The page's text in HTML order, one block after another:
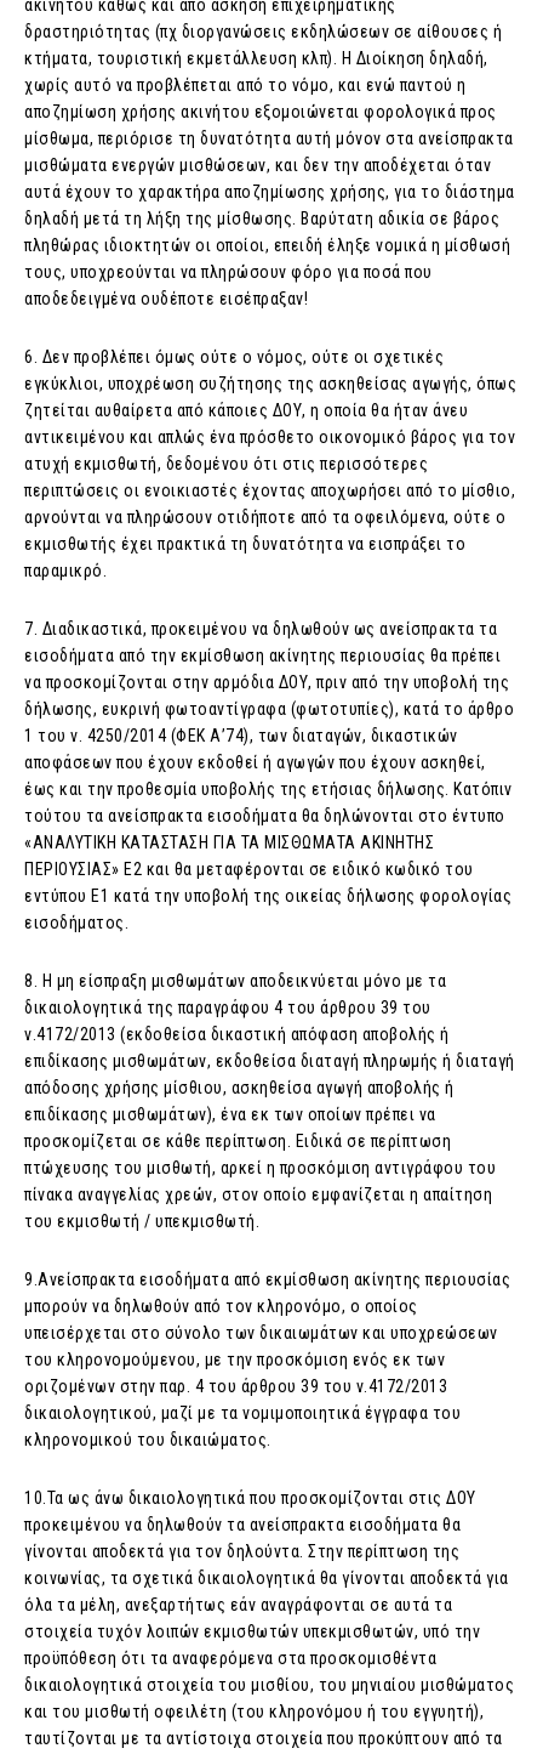
ακινήτου καθώς και από άσκηση επιχειρηματικής
δραστηριότητας (πχ διοργανώσεις εκδηλώσεων σε αίθουσες ή
κτήματα, τουριστική εκμετάλλευση κλπ). H Διοίκηση δηλαδή,
χωρίς αυτό να προβλέπεται από το νόμο, και ενώ παντού η
αποζημίωση χρήσης ακινήτου εξομοιώνεται φορολογικά προς
μίσθωμα, περιόρισε τη δυνατότητα αυτή μόνον στα ανείσπρακτα
μισθώματα ενεργών μισθώσεων, και δεν την αποδέχεται όταν
αυτά έχουν το χαρακτήρα αποζημίωσης χρήσης, για το διάστημα
δηλαδή μετά τη λήξη της μίσθωσης. Βαρύτατη αδικία σε βάρος
πληθώρας ιδιοκτητών οι οποίοι, επειδή έληξε νομικά η μίσθωσή
τους, υποχρεούνται να πληρώσουν φόρο για ποσά που
αποδεδειγμένα ουδέποτε εισέπραξαν!
6. Δεν προβλέπει όμως ούτε ο νόμος, ούτε οι σχετικές
εγκύκλιοι, υποχρέωση συζήτησης της ασκηθείσας αγωγής, όπως
ζητείται αυθαίρετα από κάποιες ΔΟΥ, η οποία θα ήταν άνευ
αντικειμένου και απλώς ένα πρόσθετο οικονομικό βάρος για τον
ατυχή εκμισθωτή, δεδομένου ότι στις περισσότερες
περιπτώσεις οι ενοικιαστές έχοντας αποχωρήσει από το μίσθιο,
αρνούνται να πληρώσουν οτιδήποτε από τα οφειλόμενα, ούτε ο
εκμισθωτής έχει πρακτικά τη δυνατότητα να εισπράξει το
παραμικρό.
7. Διαδικαστικά, προκειμένου να δηλωθούν ως ανείσπρακτα τα
εισοδήματα από την εκμίσθωση ακίνητης περιουσίας θα πρέπει
να προσκομίζονται στην αρμόδια ΔΟΥ, πριν από την υποβολή της
δήλωσης, ευκρινή φωτοαντίγραφα (φωτοτυπίες), κατά το άρθρο
1 του ν. 4250/2014 (ΦΕΚ Α’74), των διαταγών, δικαστικών
αποφάσεων που έχουν εκδοθεί ή αγωγών που έχουν ασκηθεί,
έως και την προθεσμία υποβολής της ετήσιας δήλωσης. Κατόπιν
τούτου τα ανείσπρακτα εισοδήματα θα δηλώνονται στο έντυπο
«ΑΝΑΛΥΤΙΚΗ ΚΑΤΑΣΤΑΣΗ ΓΙΑ ΤΑ ΜΙΣΘΩΜΑΤΑ ΑΚΙΝΗΤΗΣ
ΠΕΡΙΟΥΣΙΑΣ» Ε2 και θα μεταφέρονται σε ειδικό κωδικό του
εντύπου Ε1 κατά την υποβολή της οικείας δήλωσης φορολογίας
εισοδήματος.
8. Η μη είσπραξη μισθωμάτων αποδεικνύεται μόνο με τα
δικαιολογητικά της παραγράφου 4 του άρθρου 39 του
ν.4172/2013 (εκδοθείσα δικαστική απόφαση αποβολής ή
επιδίκασης μισθωμάτων, εκδοθείσα διαταγή πληρωμής ή διαταγή
απόδοσης χρήσης μίσθιου, ασκηθείσα αγωγή αποβολής ή
επιδίκασης μισθωμάτων), ένα εκ των οποίων πρέπει να
προσκομίζεται σε κάθε περίπτωση. Ειδικά σε περίπτωση
πτώχευσης του μισθωτή, αρκεί η προσκόμιση αντιγράφου του
πίνακα αναγγελίας χρεών, στον οποίο εμφανίζεται η απαίτηση
του εκμισθωτή / υπεκμισθωτή.
9.Ανείσπρακτα εισοδήματα από εκμίσθωση ακίνητης περιουσίας
μπορούν να δηλωθούν από τον κληρονόμο, ο οποίος
υπεισέρχεται στο σύνολο των δικαιωμάτων και υποχρεώσεων
του κληρονομούμενου, με την προσκόμιση ενός εκ των
οριζομένων στην παρ. 4 του άρθρου 39 του ν.4172/2013
δικαιολογητικού, μαζί με τα νομιμοποιητικά έγγραφα του
κληρονομικού του δικαιώματος.
10.Τα ως άνω δικαιολογητικά που προσκομίζονται στις ΔΟΥ
προκειμένου να δηλωθούν τα ανείσπρακτα εισοδήματα θα
γίνονται αποδεκτά για τον δηλούντα. Στην περίπτωση της
κοινωνίας, τα σχετικά δικαιολογητικά θα γίνονται αποδεκτά για
όλα τα μέλη, ανεξαρτήτως εάν αναγράφονται σε αυτά τα
στοιχεία τυχόν λοιπών εκμισθωτών υπεκμισθωτών, υπό την
προϋπόθεση ότι τα αναφερόμενα στα προσκομισθέντα
δικαιολογητικά στοιχεία του μισθίου, του μηνιαίου μισθώματος
και του μισθωτή οφειλέτη (του κληρονόμου ή του εγγυητή),
ταυτίζονται με τα αντίστοιχα στοιχεία που προκύπτουν από τα